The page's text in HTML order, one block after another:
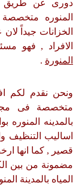
دورى عن طريق
المنوره
الخزانات جيداً
الافراد , فهو
المنورة .
ونحن نقدم لكم
متخصصة فى
بالمدينه
اساليب التنظيف
قصير , كما انها
مضمونة من بين
المياه بالمدينة